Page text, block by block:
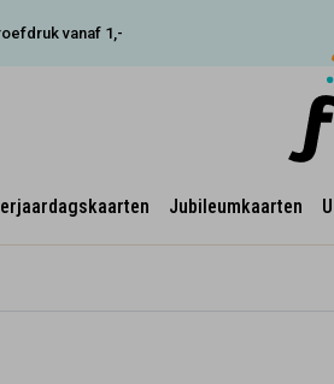
vanaf 1,-
Jubileumkaarten